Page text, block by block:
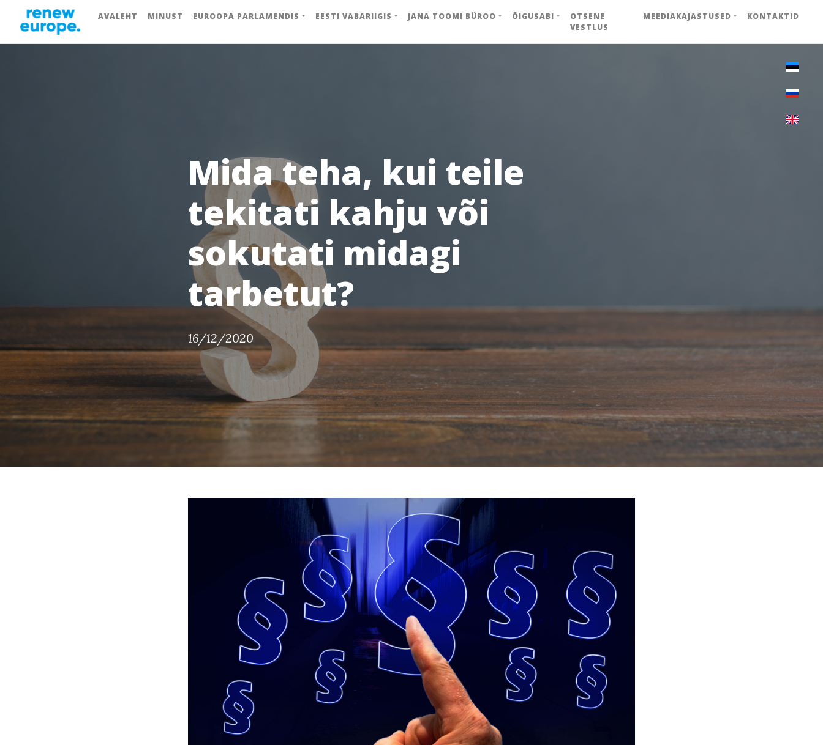
AVALEHT MINUST EUROOPA PARLAMENDIS EESTI VABARIIGIS JANA TOOMI BÜROO ÕIGUSABI
OTSENE
VESTLUS
MEEDIAKAJASTUSED KONTAKTID
Mida teha, kui teile
tekitati kahju või
sokutati midagi
tarbetut?
16/12/2020